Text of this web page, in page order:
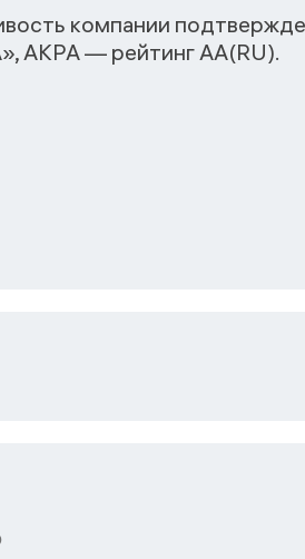
компании
АКРА — рейтинг АА(RU).